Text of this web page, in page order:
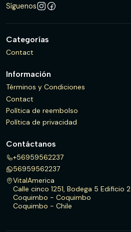
Síguenos
Categorías
Contact
Información
Términos y Condiciones
Contact
Política de reembolso
Política de privacidad
Contáctanos
+56959562237
56959562237
VitalAmerica
Calle cinco 1251, Bodega 5 Edificio 2
Coquimbo - Coquimbo
Coquimbo - Chile